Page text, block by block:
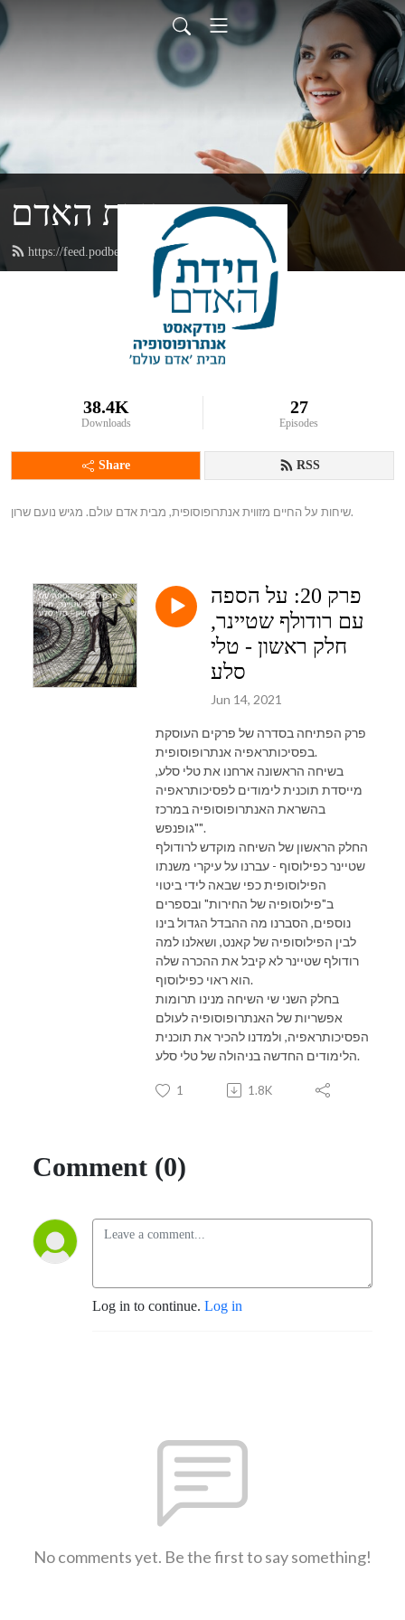
חידת האדם
https://feed.podbean.com/adamolam/feed.xml
38.4K
Downloads
27
Episodes
Share RSS
שיחות על החיים מזווית אנתרופוסופית, מבית אדם עולם. מגיש נועם שרון.
פרק 20: על הספה
עם רודולף שטיינר,
חלק ראשון - טלי
סלע
Jun 14, 2021
פרק הפתיחה בסדרה של פרקים העוסקת
בפסיכותראפיה אנתרופוסופית.
בשיחה הראשונה ארחנו את טלי סלע,
מייסדת תוכנית לימודים לפסיכותראפיה
בהשראת האנתרופוסופיה במרכז
"גופנפש".
החלק הראשון של השיחה מוקדש לרודולף
שטיינר כפילוסוף - עברנו על עיקרי משנתו
הפילוסופית כפי שבאה לידי ביטוי
ב"פילוסופיה של החירות" ובספרים
נוספים, הסברנו מה ההבדל הגדול בינו
לבין הפילוסופיה של קאנט, ושאלנו למה
רודולף שטיינר לא קיבל את ההכרה שלה
הוא ראוי כפילוסוף.
בחלק השני שי השיחה מנינו תרומות
אפשריות של האנתרופוסופיה לעולם
הפסיכותראפיה, ולמדנו להכיר את תוכנית
הלימודים החדשה בניהולה של טלי סלע.
1 1.8K
Comment (0)
Log in to continue. Log in
No comments yet. Be the first to say something!